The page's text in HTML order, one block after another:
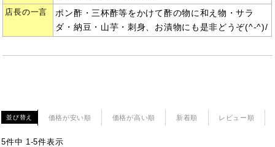
店長の一言
ポン酢・三杯酢等をかけて酢の物に和え物・サラ
ダ・納豆・山芋・刺身、お漬物にも是非どうぞ(^-^)/
並び替え 価格が安い順 価格が高い順 新着順 レビュー順
5件中 1 -5件表示